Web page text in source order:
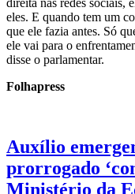
eles. E quando tem um
que ele fazia antes. Só
ele vai para o
disse o parlamentar.
Folhapress
Auxílio
prorrogado
Ministério da